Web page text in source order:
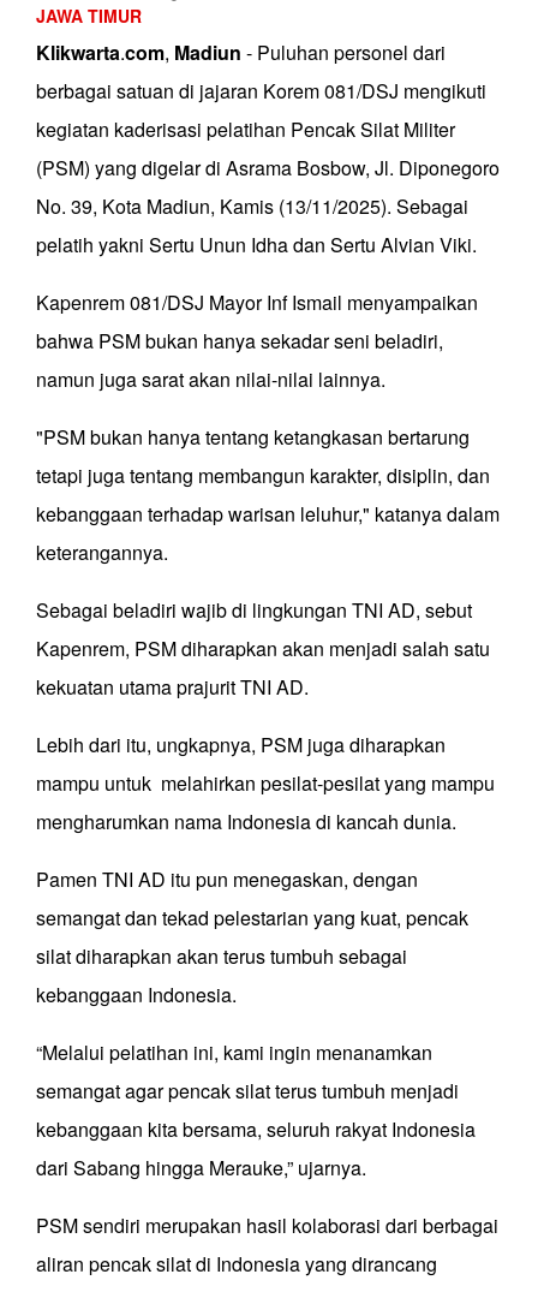
JAWA TIMUR
Klikwarta.com, Madiun - Puluhan personel dari
berbagai satuan di jajaran Korem 081/DSJ mengikuti
kegiatan kaderisasi pelatihan Pencak Silat Militer
(PSM) yang digelar di Asrama Bosbow, Jl. Diponegoro
No. 39, Kota Madiun, Kamis (13/11/2025). Sebagai
pelatih yakni Sertu Unun Idha dan Sertu Alvian Viki.
Kapenrem 081/DSJ Mayor Inf Ismail menyampaikan
bahwa PSM bukan hanya sekadar seni beladiri,
namun juga sarat akan nilai-nilai lainnya.
"PSM bukan hanya tentang ketangkasan bertarung
tetapi juga tentang membangun karakter, disiplin, dan
kebanggaan terhadap warisan leluhur," katanya dalam
keterangannya.
Sebagai beladiri wajib di lingkungan TNI AD, sebut
Kapenrem, PSM diharapkan akan menjadi salah satu
kekuatan utama prajurit TNI AD.
Lebih dari itu, ungkapnya, PSM juga diharapkan
mampu untuk melahirkan pesilat-pesilat yang mampu
mengharumkan nama Indonesia di kancah dunia.
Pamen TNI AD itu pun menegaskan, dengan
semangat dan tekad pelestarian yang kuat, pencak
silat diharapkan akan terus tumbuh sebagai
kebanggaan Indonesia.
“Melalui pelatihan ini, kami ingin menanamkan
semangat agar pencak silat terus tumbuh menjadi
kebanggaan kita bersama, seluruh rakyat Indonesia
dari Sabang hingga Merauke,” ujarnya.
PSM sendiri merupakan hasil kolaborasi dari berbagai
aliran pencak silat di Indonesia yang dirancang